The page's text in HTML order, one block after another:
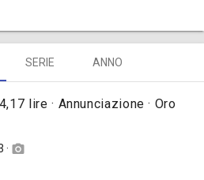
SERIE ANNO
lire · Annunciazione · Oro
· camera_alt